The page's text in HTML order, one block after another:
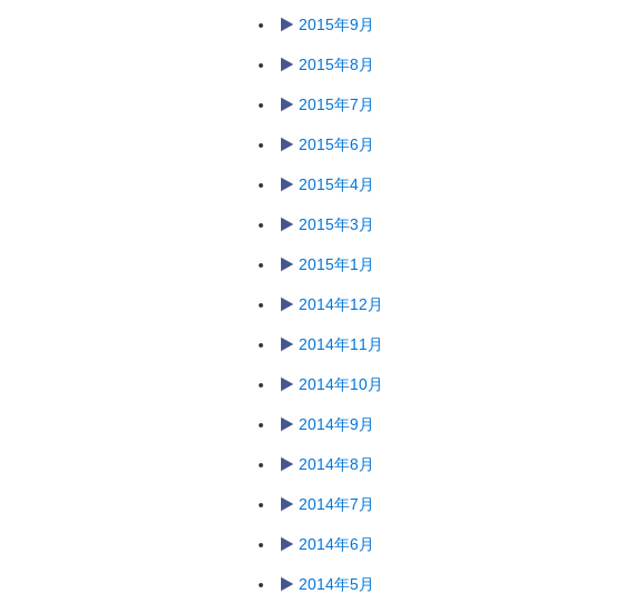
2015年9月
2015年8月
2015年7月
2015年6月
2015年4月
2015年3月
2015年1月
2014年12月
2014年11月
2014年10月
2014年9月
2014年8月
2014年7月
2014年6月
2014年5月